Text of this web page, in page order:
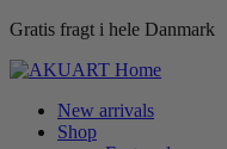
Gratis fragt i hele Danmark
New arrivals
Shop